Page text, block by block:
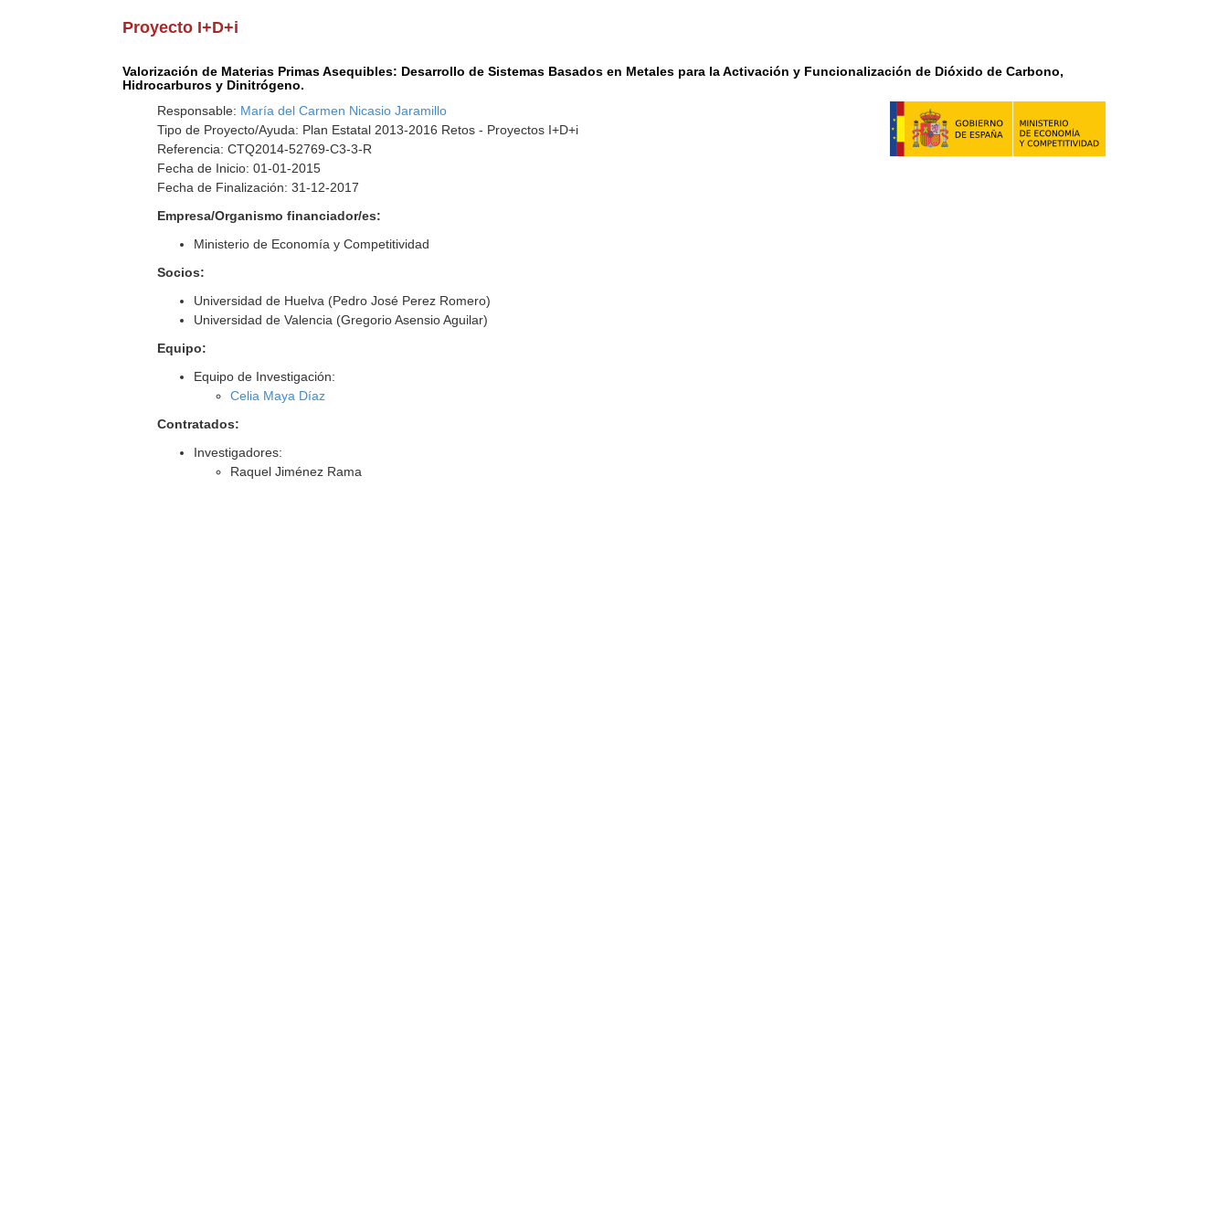
Proyecto I+D+i
Valorización de Materias Primas Asequibles: Desarrollo de Sistemas Basados en Metales para la Activación y Funcionalización de Dióxido de Carbono,
Hidrocarburos y Dinitrógeno.
Responsable: María del Carmen Nicasio Jaramillo
Tipo de Proyecto/Ayuda: Plan Estatal 2013-2016 Retos - Proyectos I+D+i
Referencia: CTQ2014-52769-C3-3-R
Fecha de Inicio: 01-01-2015
Fecha de Finalización: 31-12-2017
Empresa/Organismo financiador/es:
Ministerio de Economía y Competitividad
Socios:
Universidad de Huelva (Pedro José Perez Romero)
Universidad de Valencia (Gregorio Asensio Aguilar)
Equipo:
Equipo de Investigación:
Celia Maya Díaz
Contratados:
Investigadores:
Raquel Jiménez Rama